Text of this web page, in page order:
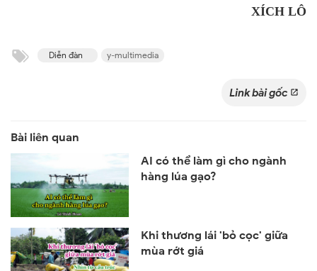
XÍCH LÔ
Diễn đàn y-multimedia
Link bài gốc
AI có thể làm gì cho ngành
hàng lúa gạo?
Khi thương lái 'bỏ cọc' giữa
mùa rớt giá